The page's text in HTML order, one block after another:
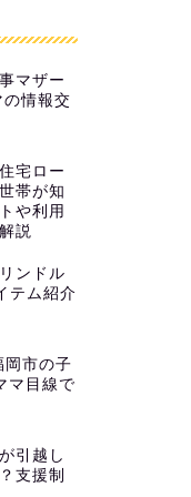
マザー
情報交
宅ロー
帯が知
や利用
説
ンドル
テム紹介
岡市の子
マ目線で
引越し
支援制